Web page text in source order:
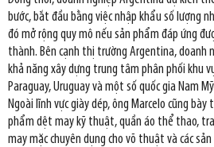
bước, bắt đầu bằng việc nhập khẩu số lượng
đó mở rộng quy mô nếu sản phẩm đáp ứng
thành. Bên cạnh thị trường Argentina, doanh
khả năng xây dựng trung tâm phân phối khu
Paraguay, Uruguay và một số quốc gia Nam
Ngoài lĩnh vực giày dép, ông Marcelo cũng
phẩm dệt may kỹ thuật, quần áo thể thao,
may mặc chuyên dụng cho võ thuật và các